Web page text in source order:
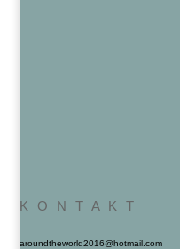
K O N T A K T
aroundtheworld2016@hotmail.com